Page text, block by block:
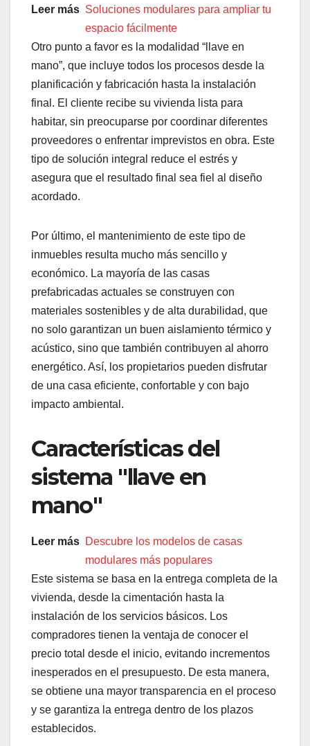
Leer más Soluciones modulares para ampliar tu
espacio fácilmente
Otro punto a favor es la modalidad “llave en
mano”, que incluye todos los procesos desde la
planificación y fabricación hasta la instalación
final. El cliente recibe su vivienda lista para
habitar, sin preocuparse por coordinar diferentes
proveedores o enfrentar imprevistos en obra. Este
tipo de solución integral reduce el estrés y
asegura que el resultado final sea fiel al diseño
acordado.
Por último, el mantenimiento de este tipo de
inmuebles resulta mucho más sencillo y
económico. La mayoría de las casas
prefabricadas actuales se construyen con
materiales sostenibles y de alta durabilidad, que
no solo garantizan un buen aislamiento térmico y
acústico, sino que también contribuyen al ahorro
energético. Así, los propietarios pueden disfrutar
de una casa eficiente, confortable y con bajo
impacto ambiental.
Características del
sistema "llave en
mano"
Leer más Descubre los modelos de casas
modulares más populares
Este sistema se basa en la entrega completa de la
vivienda, desde la cimentación hasta la
instalación de los servicios básicos. Los
compradores tienen la ventaja de conocer el
precio total desde el inicio, evitando incrementos
inesperados en el presupuesto. De esta manera,
se obtiene una mayor transparencia en el proceso
y se garantiza la entrega dentro de los plazos
establecidos.